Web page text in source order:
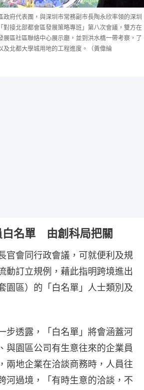
政府代表團，與深圳市常務副市長陶永欣率領的深圳
對接北部都會區發展策略專班」第八次會議，雙方在
展區社區聯絡中心展示廳，並到洪水橋一帶考察，了
及北都大學城用地的工程進度。（黃偉綸
白名單 由創科局把關
官會同行政會議，可就便利及規
動訂立規例，藉此指明跨境進出
園區）的「白名單」人士類別及
步透露，「白名單」將會涵蓋河
與園區公司有生意往來的企業員
兩地企業在洽談商務時，人員往
河過境，「有時生意的洽談，不